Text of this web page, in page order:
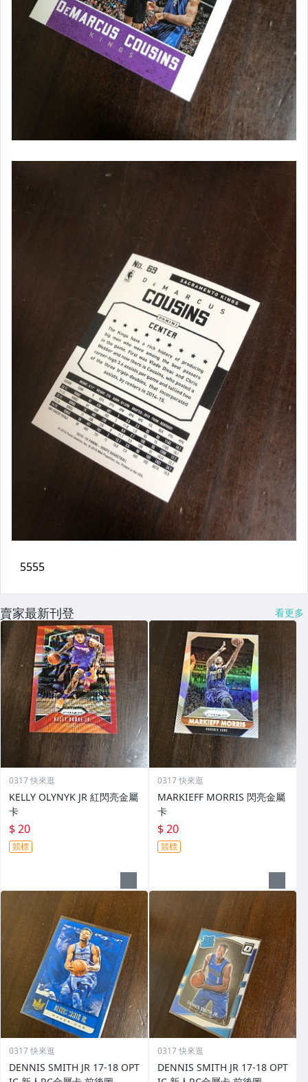
賣家最新刊登 看更多
0317 快來逛
KELLY OLYNYK JR 紅閃亮金屬
卡
$ 20
競標
0317 快來逛
MARKIEFF MORRIS 閃亮金屬
卡
$ 20
競標
0317 快來逛
DENNIS SMITH JR 17-18 OPT
0317 快來逛
DENNIS SMITH JR 17-18 OPT